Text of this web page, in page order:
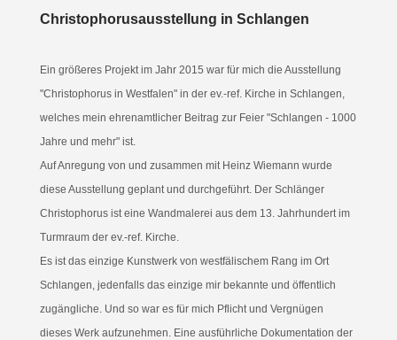
Christophorusausstellung in Schlangen
Ein größeres Projekt im Jahr 2015 war für mich die Ausstellung
"Christophorus in Westfalen" in der ev.-ref. Kirche in Schlangen,
welches mein ehrenamtlicher Beitrag zur Feier "Schlangen - 1000
Jahre und mehr" ist.
Auf Anregung von und zusammen mit Heinz Wiemann wurde
diese Ausstellung geplant und durchgeführt. Der Schlänger
Christophorus ist eine Wandmalerei aus dem 13. Jahrhundert im
Turmraum der ev.-ref. Kirche.
Es ist das einzige Kunstwerk von westfälischem Rang im Ort
Schlangen, jedenfalls das einzige mir bekannte und öffentlich
zugängliche. Und so war es für mich Pflicht und Vergnügen
dieses Werk aufzunehmen. Eine ausführliche Dokumentation der